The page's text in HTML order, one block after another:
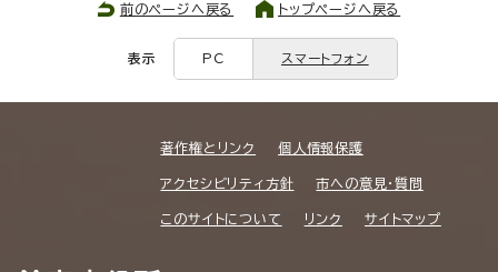
前のページへ戻る トップページへ戻る
表示 PC スマートフォン
著作権とリンク 個人情報保護
アクセシビリティ方針 市への意見・質問
このサイトについて リンク サイトマップ